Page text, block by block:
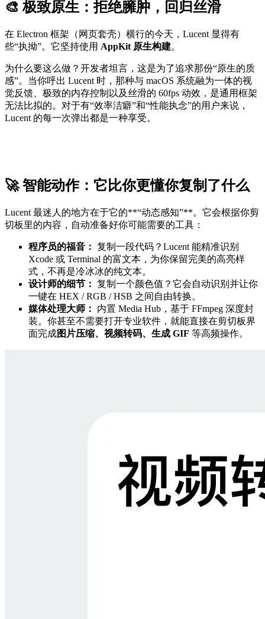
🎨 极致原生：拒绝臃肿，回归丝滑
在 Electron 框架（网页套壳）横行的今天，Lucent 显得有
些“执拗”。它坚持使用 AppKit 原生构建。
为什么要这么做？开发者坦言，这是为了追求那份“原生的质
感”。当你呼出 Lucent 时，那种与 macOS 系统融为一体的视
觉反馈、极致的内存控制以及丝滑的 60fps 动效，是通用框架
无法比拟的。对于有“效率洁癖”和“性能执念”的用户来说，
Lucent 的每一次弹出都是一种享受。
🚀 智能动作：它比你更懂你复制了什么
Lucent 最迷人的地方在于它的**“动态感知”**。它会根据你剪
切板里的内容，自动准备好你可能需要的工具：
程序员的福音： 复制一段代码？Lucent 能精准识别
Xcode 或 Terminal 的富文本，为你保留完美的高亮样
式，不再是冷冰冰的纯文本。
设计师的细节： 复制一个颜色值？它会自动识别并让你
一键在 HEX / RGB / HSB 之间自由转换。
媒体处理大师：
内置 Media Hub，基于 FFmpeg 深度封
装。你甚至不需要打开专业软件，就能直接在剪切板界
面完成图片压缩、视频转码、生成 GIF 等高频操作。